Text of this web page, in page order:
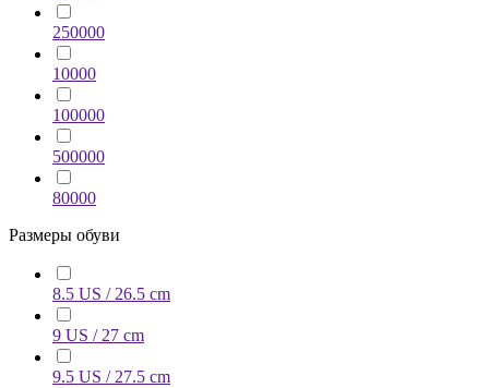
250000
10000
100000
500000
80000
Размеры обуви
8.5 US / 26.5 cm
9 US / 27 cm
9.5 US / 27.5 cm